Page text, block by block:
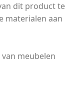
dit product te
materialen aan
meubelen